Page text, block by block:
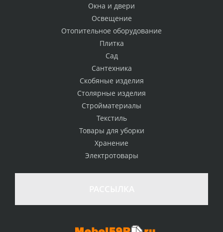
Окна и двери
Освещение
Отопительное оборудование
Плитка
Сад
Сантехника
Скобяные изделия
Столярные изделия
Стройматериалы
Текстиль
Товары для уборки
Хранение
Электротовары